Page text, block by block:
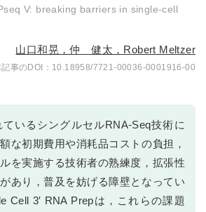
V: breaking barriers in single-cell
山口和晃，仲 健太，Robert Meltzer
10.18958/7721-00036-0001916-00
いるシングルセルRNA-Seq技術に
な初期費用や消耗品コストの負担，
を実施する技術者の熟練度，拡張性
あり，普及を妨げる障壁となってい
Cell 3′ RNA Prepは，これらの課題